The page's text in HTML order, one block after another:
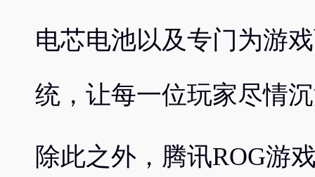
电芯电池以及专门为游
统，让每一位玩家尽情
除此之外，腾讯ROG游